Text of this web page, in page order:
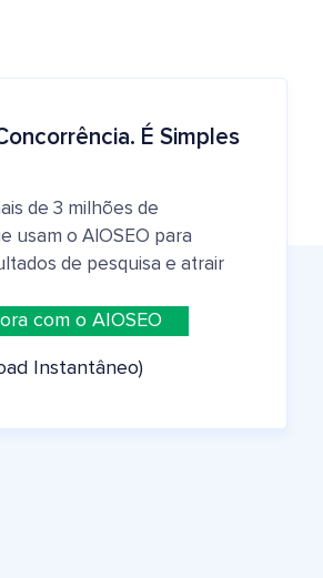
É Simples
de 3 milhões de
usam o AIOSEO para
de pesquisa e atrair
com o AIOSEO
Instantâneo)